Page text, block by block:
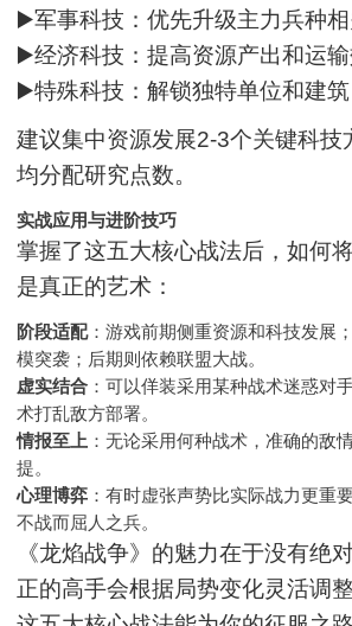
▶️军事科技：优先升级主力兵种
▶️经济科技：提高资源产出和运
▶️特殊科技：解锁独特单位和建筑
建议集中资源发展2-3个关键科技
均分配研究点数。
实战应用与进阶技巧
掌握了这五大核心战法后，如何
是真正的艺术：
阶段适配：游戏前期侧重资源和科技发展
模突袭；后期则依赖联盟大战。
虚实结合 ：可以佯装采用某种战术迷惑对
术打乱敌方部署。
情报至上 ：无论采用何种战术，准确的敌
提。
心理博弈 ：有时虚张声势比实际战力更重
不战而屈人之兵。
《龙焰战争》的魅力在于没有绝
正的高手会根据局势变化灵活调